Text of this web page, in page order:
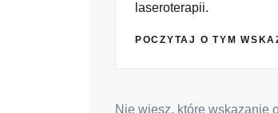
laseroterapii.
POCZYTAJ O TYM
Nie wiesz, które wskazanie